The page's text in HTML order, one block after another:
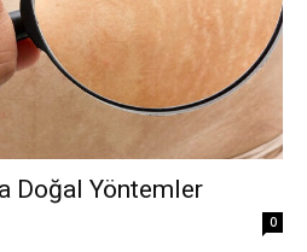
Doğal Yöntemler
0